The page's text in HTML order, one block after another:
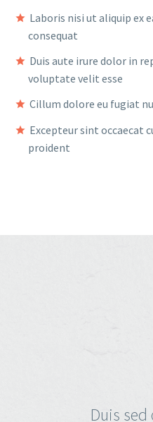
Laboris nisi ut aliquip ex
consequat
Duis aute irure dolor in
voluptate velit esse
Cillum dolore eu fugiat
Excepteur sint occaecat
proident
Duis